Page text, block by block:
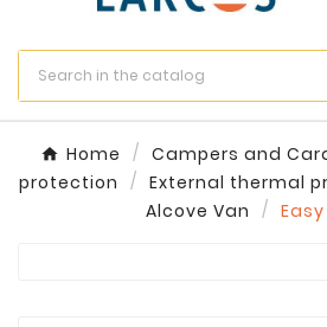
Home Campers and
protection
External thermal
Alcove Van
Cancel Create